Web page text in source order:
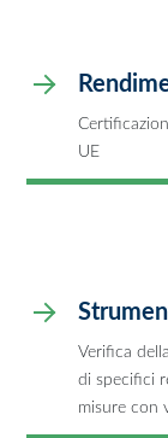
UE
Verifica
di specifici
misure con